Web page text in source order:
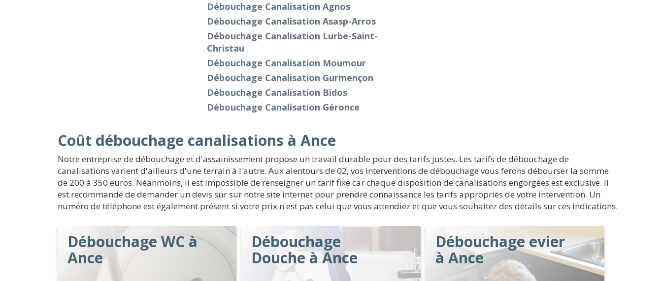
Débouchage Canalisation Agnos
Débouchage Canalisation Asasp-Arros
Débouchage Canalisation Lurbe-Saint-
Christau
Débouchage Canalisation Moumour
Débouchage Canalisation Gurmençon
Débouchage Canalisation Bidos
Débouchage Canalisation Géronce
Coût débouchage canalisations à Ance
Notre entreprise de débouchage et d'assainissement propose un travail durable pour des tarifs justes. Les tarifs de débouchage de
canalisations varient d'ailleurs d'une terrain à l'autre. Aux alentours de 02, vos interventions de débouchage vous ferons débourser la somme
de 200 à 350 euros. Néanmoins, il est impossible de renseigner un tarif fixe car chaque disposition de canalisations engorgées est exclusive. Il
est recommandé de demander un devis sur sur notre site internet pour prendre connaissance les tarifs appropriés de votre intervention. Un
numéro de téléphone est également présent si votre prix n'est pas celui que vous attendiez et que vous souhaitez des détails sur ces indications.
Débouchage WC à
Ance
Débouchage
Douche à Ance
Débouchage evier
à Ance